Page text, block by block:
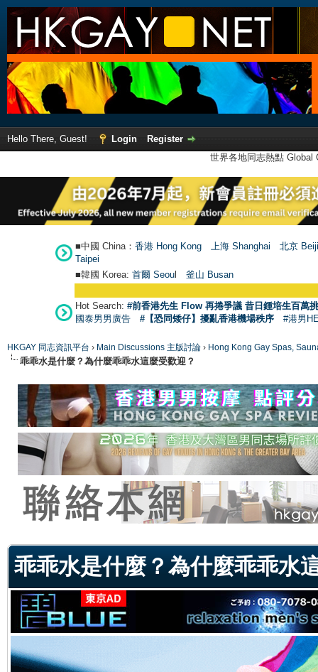
Hello There, Guest! Login
Register
世界各地同志熱點
■中國 China： 香港 Hong Kong 上海 Shanghai
北京
Taipei
■韓國 Korea: 首爾 Seoul 釜山 Busan
Hot Search: #前香港先生 Flow 再捲爭議 昔日鍾培生百萬
國泰男男廣告
#【恐同矮仔】擾亂香港機場秩序 #港男
HKGAY 同志資訊平台 › Main Discussions 主版討論 › Hong Kong Gay Spas,
乖乖水是什麼？為什麼乖乖水這麼受歡迎？
乖乖水是什麼？為什麼乖乖水